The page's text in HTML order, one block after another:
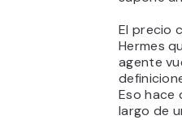
El precio
Hermes
agente
Eso hace
largo de